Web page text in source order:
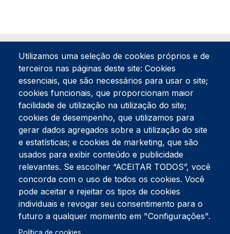
Tel:234 390 100Fax:234 390 100
Endereço Postal
Apartado 42
Rua Gil Eanes 31
3834-908 Gafanha da Nazaré
Estúdios
Rua Prior Guerra
Edifício do Centro Cultural da Gafanha da Nazaré
3830-556 Gafanha da Nazaré
Utilizamos uma seleção de cookies próprios e de
terceiros nas páginas deste site: Cookies
essenciais, que são necessários para usar o site;
cookies funcionais, que proporcionam maior
facilidade de utilização na utilização do site;
cookies de desempenho, que utilizamos para
gerar dados agregados sobre a utilização do site
e estatísticas; e cookies de marketing, que são
usados para exibir conteúdo e publicidade
relevantes. Se escolher “ACEITAR TODOS”, você
concorda com o uso de todos os cookies. Você
pode aceitar e rejeitar os tipos de cookies
individuais e revogar seu consentimento para o
futuro a qualquer momento em "Configurações".